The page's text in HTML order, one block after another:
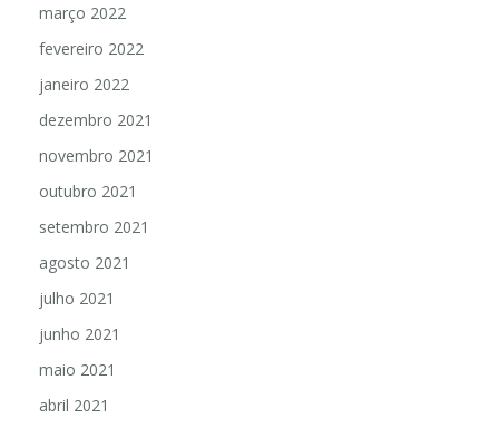
março 2022
fevereiro 2022
janeiro 2022
dezembro 2021
novembro 2021
outubro 2021
setembro 2021
agosto 2021
julho 2021
junho 2021
maio 2021
abril 2021